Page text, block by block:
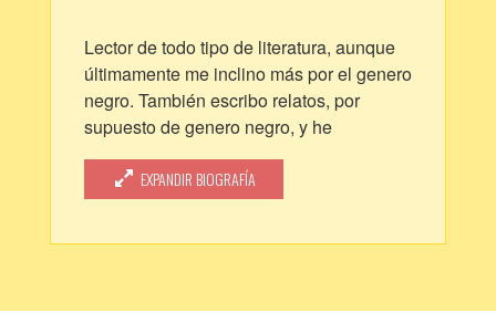
Lector de todo tipo de literatura, aunque
últimamente me inclino más por el genero
negro. También escribo relatos, por
supuesto de genero negro, y he
comenzado mi segunda novela.
Aparte de esto, entre otras muchas cosas,
me gusta el jazz, el baloncesto y
para escribir.
EXPANDIR BIOGRAFÍA